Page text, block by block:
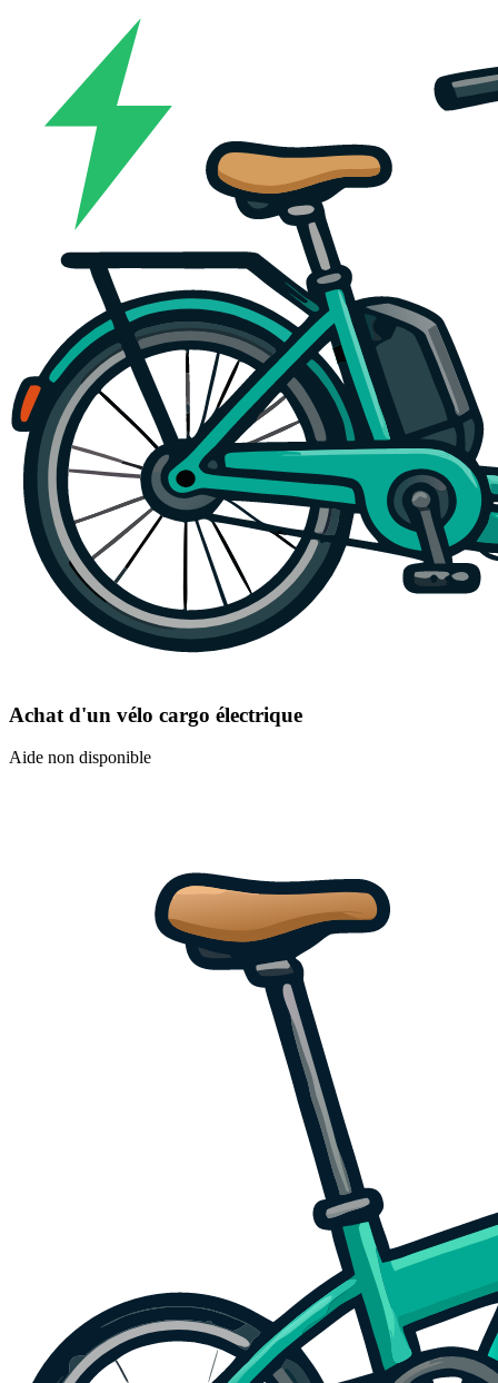
Achat d'un vélo cargo électrique
Aide non disponible